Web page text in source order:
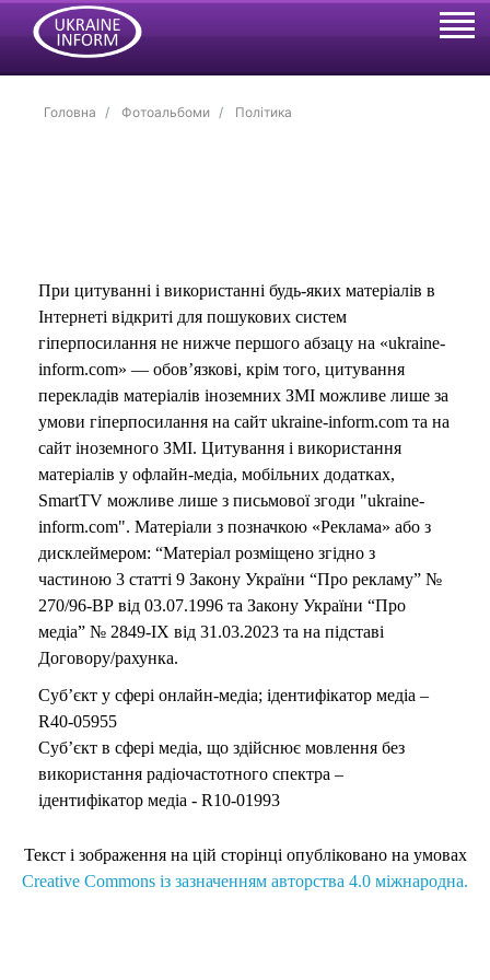
Головна Фотоальбоми Політика
При цитуванні і використанні будь-яких матеріалів в
Інтернеті відкриті для пошукових систем
гіперпосилання не нижче першого абзацу на «ukraine-
inform.com» — обов’язкові, крім того, цитування
перекладів матеріалів іноземних ЗМІ можливе лише за
умови гіперпосилання на сайт ukraine-inform.com та на
сайт іноземного ЗМІ. Цитування і використання
матеріалів у офлайн-медіа, мобільних додатках,
SmartTV можливе лише з письмової згоди "ukraine-
inform.com". Матеріали з позначкою «Реклама» або з
дисклеймером: “Матеріал розміщено згідно з
частиною 3 статті 9 Закону України “Про рекламу” №
270/96-ВР від 03.07.1996 та Закону України “Про
медіа” № 2849-IX від 31.03.2023 та на підставі
Договору/рахунка.
Суб’єкт у сфері онлайн-медіа; ідентифікатор медіа –
R40-05955
Суб’єкт в сфері медіа, що здійснює мовлення без
використання радіочастотного спектра –
ідентифікатор медіа - R10-01993
Текст і зображення на цій сторінці опубліковано на умовах
Creative Commons із зазначенням авторства 4.0 міжнародна.